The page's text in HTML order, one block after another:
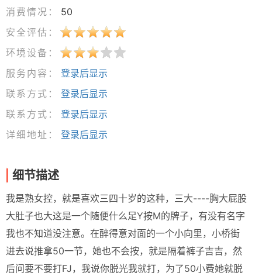
消费情况：
50
安全评估：
环境设备：
服务内容：
登录后显示
联系方式：
登录后显示
联系方式：
登录后显示
详细地址：
登录后显示
细节描述
我是熟女控，就是喜欢三四十岁的这种，三大----胸大屁股
大肚子也大这是一个随便什么足Y按M的牌子，有没有名字
我也不知道没注意。在醉得意对面的一个小向里，小桥街
进去说推拿50一节，她也不会按，就是隔着裤子吉吉，然
后问要不要打FJ，我说你脱光我就打，为了50小费她就脱